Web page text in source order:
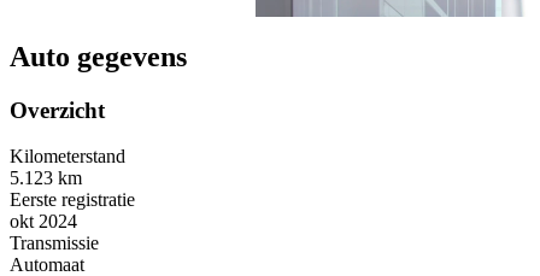
Auto gegevens
Overzicht
Kilometerstand
5.123 km
Eerste registratie
okt 2024
Transmissie
Automaat